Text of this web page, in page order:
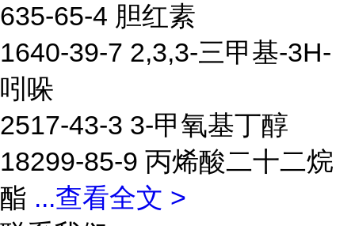
635-65-4 胆红素
1640-39-7 2,3,3-三甲基-3H-
吲哚
2517-43-3 3-甲氧基丁醇
18299-85-9 丙烯酸二十二烷
酯 ...查看全文 >